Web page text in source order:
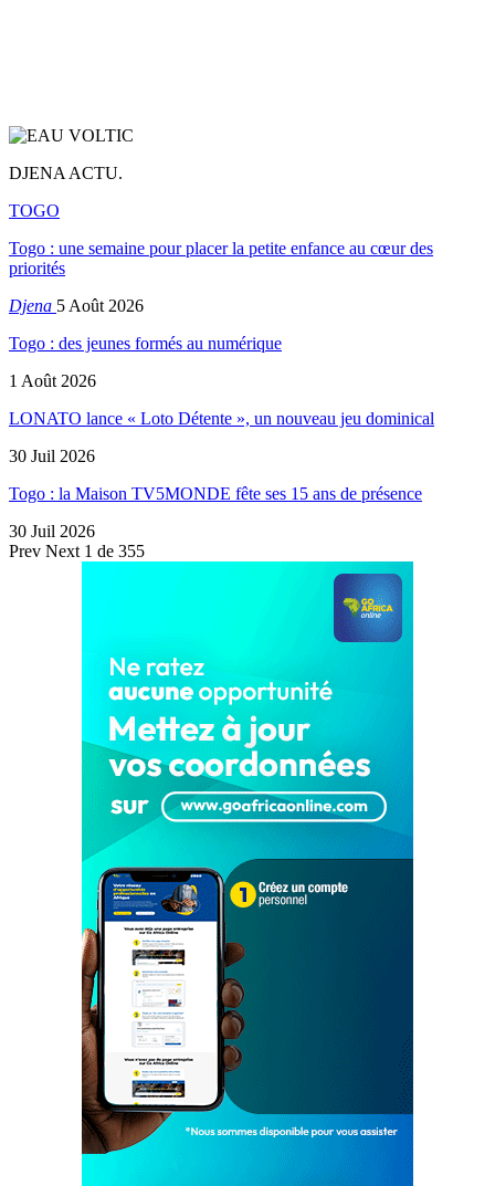
DJENA ACTU.
TOGO
Togo : une semaine pour placer la petite enfance au cœur des
priorités
Djena 5 Août 2026
Togo : des jeunes formés au numérique
1 Août 2026
LONATO lance « Loto Détente », un nouveau jeu dominical
30 Juil 2026
Togo : la Maison TV5MONDE fête ses 15 ans de présence
30 Juil 2026
Prev Next 1 de 355